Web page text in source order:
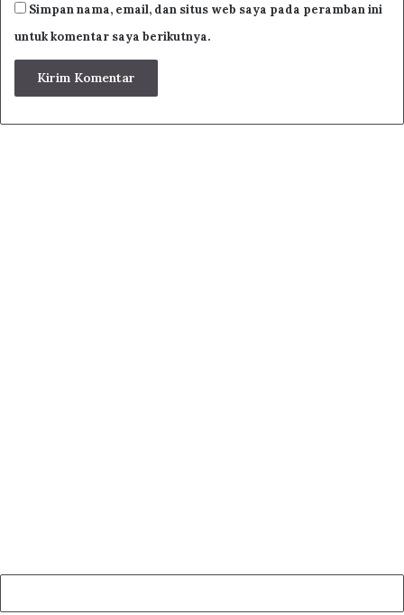
Simpan nama, email, dan situs web saya pada peramban ini
untuk komentar saya berikutnya.